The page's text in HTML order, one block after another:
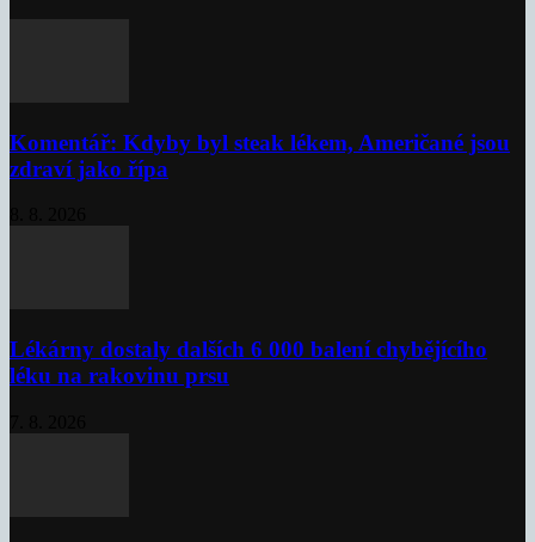
Komentář: Kdyby byl steak lékem, Američané jsou
zdraví jako řípa
Lékárny dostaly dalších 6 000 balení chybějícího
léku na rakovinu prsu